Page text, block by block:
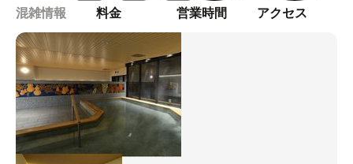
混雑情報 料金 営業時間 アクセス